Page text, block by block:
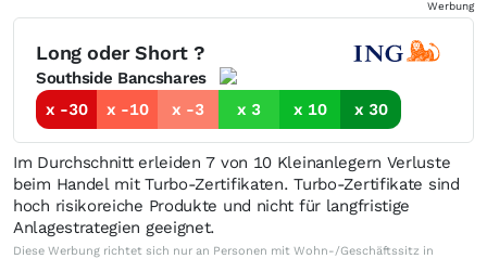
Werbung
Long oder Short ?
Southside Bancshares
x -30
x -10 x -3 x 3 x 10 x 30
Im Durchschnitt erleiden 7 von 10 Kleinanlegern Verluste
beim Handel mit Turbo-Zertifikaten. Turbo-Zertifikate sind
hoch risikoreiche Produkte und nicht für langfristige
Anlagestrategien geeignet.
Diese Werbung richtet sich nur an Personen mit Wohn-/Geschäftssitz in